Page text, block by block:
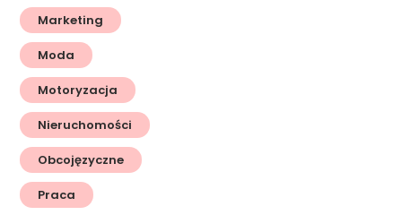
Marketing
Moda
Motoryzacja
Nieruchomości
Obcojęzyczne
Praca